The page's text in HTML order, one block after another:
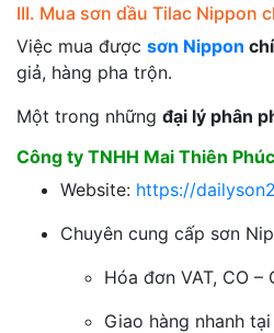
III. Mua sơn dầu Tilac Nippon
Việc mua được sơn Nippon
giả, hàng pha trộn.
Một trong những đại lý phân
Công ty TNHH Mai Thiên Phúc
Website: https://
Chuyên cung cấp sơn
Hóa đơn VAT, CO –
Giao hàng nhanh